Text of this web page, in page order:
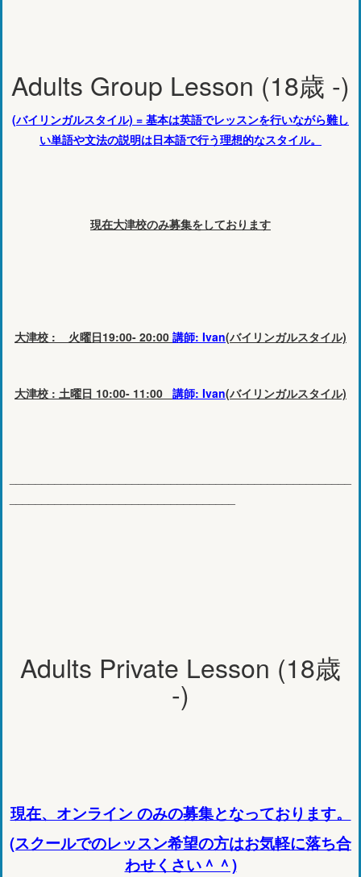
Adults Group Lesson (18歳 -)
(バイリンガルスタイル) = 基本は英語でレッスンを行いながら難し
い単語や文法の説明は日本語で行う理想的なスタイル。
現在大津校のみ募集をしております
大津校 : 火曜日19:00- 20:00 講師: Ivan(バイリンガルスタイル)
大津校 : 土曜日 10:00- 11:00 講師: Ivan(バイリンガルスタイル)
Adults Private Lesson (18歳
-)
現在、オンライン のみの募集となっております。
(スクールでのレッスン希望の方はお気軽に落ち合
わせくさい＾＾)